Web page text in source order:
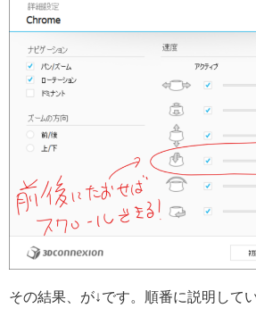
その結果、が↓です。順番に説明して